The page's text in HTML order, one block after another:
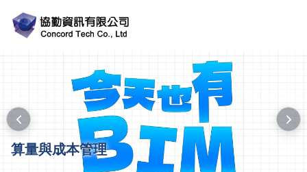
算量與成本管理